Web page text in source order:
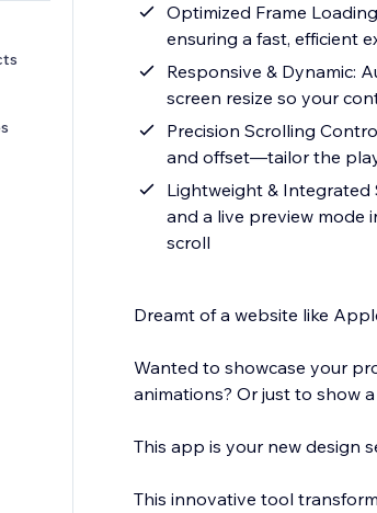
Optimized Frame
ensuring a fast, efficient
Responsive & Dynamic:
screen resize so your
Precision Scrolling
and offset—tailor the
Lightweight & Integrated
and a live preview mode
scroll
Dreamt of a website like
Wanted to showcase your
animations? Or just to show
This app is your new design
This innovative tool